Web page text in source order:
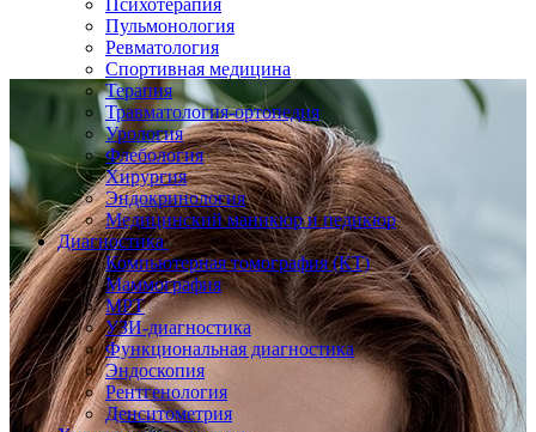
Психотерапия
Пульмонология
Ревматология
Спортивная медицина
Терапия
Травматология-ортопедия
Урология
Флебология
Хирургия
Эндокринология
Медицинский маникюр и педикюр
Диагностика
Компьютерная томография (КТ)
Маммография
МРТ
УЗИ-диагностика
Функциональная диагностика
Эндоскопия
Рентгенология
Денситометрия